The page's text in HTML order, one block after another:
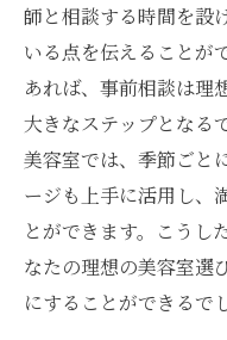
師と相談する時間を設
いる点を伝えることが
あれば、事前相談は理
大きなステップとなる
美容室では、季節ごと
ージも上手に活用し、
とができます。こうし
なたの理想の美容室選
にすることができるで